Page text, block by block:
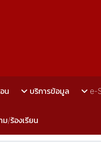
น บริการข้อมูล e-
/ร้องเรียน